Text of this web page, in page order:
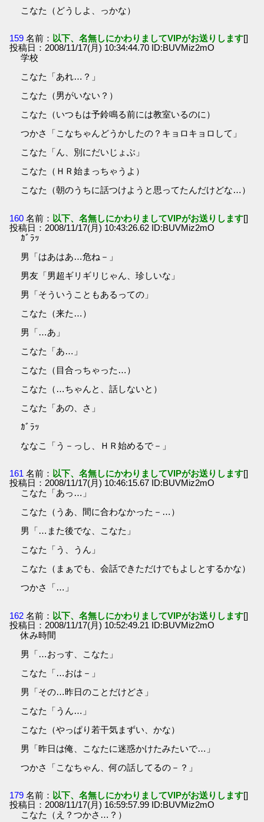
こなた（どうしよ、っかな）
159 名前： 以下、名無しにかわりましてVIPがお送りします[]
投稿日：2008/11/17(月) 10:34:44.70 ID:BUVMiz2mO
学校
こなた「あれ…？」
こなた（男がいない？）
こなた（いつもは予鈴鳴る前には教室いるのに）
つかさ「こなちゃんどうかしたの？キョロキョロして」
こなた「ん、別にだいじょぶ」
こなた（ＨＲ始まっちゃうよ）
こなた（朝のうちに話つけようと思ってたんだけどな…）
160 名前： 以下、名無しにかわりましてVIPがお送りします[]
投稿日：2008/11/17(月) 10:43:26.62 ID:BUVMiz2mO
ｶﾞﾗｯ
男「はあはあ…危ね－」
男友「男超ギリギリじゃん、珍しいな」
男「そういうこともあるっての」
こなた（来た…）
男「…あ」
こなた「あ…」
こなた（目合っちゃった…）
こなた（…ちゃんと、話しないと）
こなた「あの、さ」
ｶﾞﾗｯ
ななこ「う－っし、ＨＲ始めるで－」
161 名前： 以下、名無しにかわりましてVIPがお送りします[]
投稿日：2008/11/17(月) 10:46:15.67 ID:BUVMiz2mO
こなた「あっ…」
こなた（うあ、間に合わなかった－…）
男「…また後でな、こなた」
こなた「う、うん」
こなた（まぁでも、会話できただけでもよしとするかな）
つかさ「…」
162 名前： 以下、名無しにかわりましてVIPがお送りします[]
投稿日：2008/11/17(月) 10:52:49.21 ID:BUVMiz2mO
休み時間
男「…おっす、こなた」
こなた「…おは－」
男「その…昨日のことだけどさ」
こなた「うん…」
こなた（やっぱり若干気まずい、かな）
男「昨日は俺、こなたに迷惑かけたみたいで…」
つかさ「こなちゃん、何の話してるの－？」
179 名前： 以下、名無しにかわりましてVIPがお送りします[]
投稿日：2008/11/17(月) 16:59:57.99 ID:BUVMiz2mO
こなた（え？つかさ…？）